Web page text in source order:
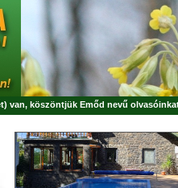
van, köszöntjük Emőd nevű